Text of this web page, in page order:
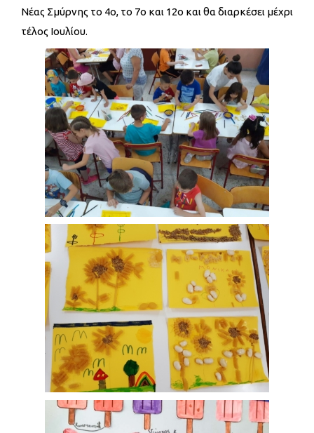
Νέας Σμύρνης το 4ο, το 7ο και 12ο και θα διαρκέσει μέχρι
τέλος Ιουλίου.